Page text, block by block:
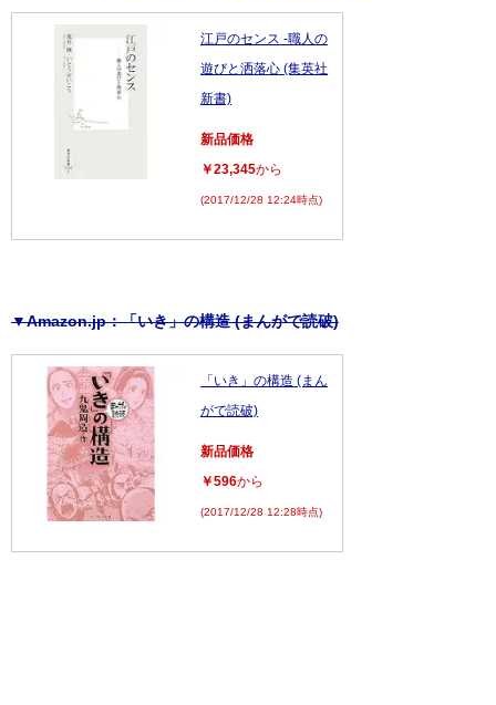
江戸のセンス -職人の
遊びと洒落心 (集英社
新書)
新品価格
￥23,345から
(2017/12/28 12:24時点)
▼Amazon.jp：「いき」の構造 (まんがで読破)
「いき」の構造 (まん
がで読破)
新品価格
￥596から
(2017/12/28 12:28時点)